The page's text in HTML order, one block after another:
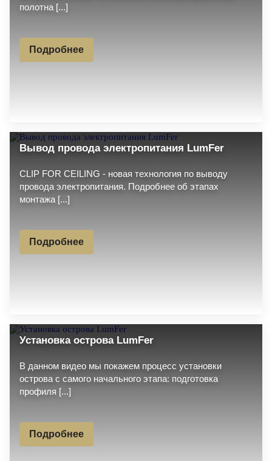
полотна [...]
Подробнее
Вывод провода электропитания LumFer
CLIP FOR CEILING - новая технология по выводу
провода электропитания. Подробнее об этапах
монтажа [...]
Подробнее
Установка острова LumFer
В данном видео мы покажем процесс установки
острова с самого начального этапа: подготовка
профиля [...]
Подробнее